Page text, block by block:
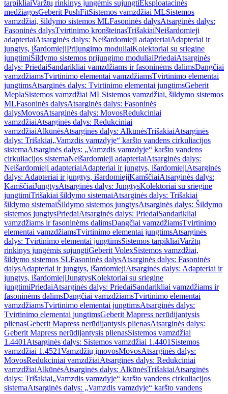
tarpikliaiVaržtų rinkinys jungėmis sujungtiEksploatacinės
medžiagosGeberit PushFitSistemos vamzdžiai MLSistemos
vamzdžiai, šildymo sistemos MLFasoninės dalysAtsarginės dalys:
Fasoninės dalysTvirtinimo kronšteinasTrišakiaiNeišardomieji
adapteriaiAtsarginės dalys: Neišardomieji adapteriaiAdapteriai ir
jungtys, išardomiejiPrijungimo moduliaiKolektoriai su sriegine
jungtimiŠildymo sistemos prijungimo moduliaiPriedaiAtsarginės
dalys: PriedaiSandarikliai vamzdžiams ir fasoninėms dalimsDangčiai
vamzdžiamsTvirtinimo elementai vamzdžiamsTvirtinimo elementai
jungtimsAtsarginės dalys: Tvirtinimo elementai jungtimsGeberit
MeplaSistemos vamzdžiai MLSistemos vamzdžiai, šildymo sistemos
MLFasoninės dalysAtsarginės dalys: Fasoninės
dalysMovosAtsarginės dalys: MovosRedukciniai
vamzdžiaiAtsarginės dalys: Redukciniai
vamzdžiaiAlkūnėsAtsarginės dalys: AlkūnėsTrišakiaiAtsarginės
dalys: Trišakiai„Vamzdis vamzdyje“ karšto vandens cirkuliacijos
sistemaAtsarginės dalys: „Vamzdis vamzdyje“ karšto vandens
cirkuliacijos sistemaNeišardomieji adapteriaiAtsarginės dalys:
Neišardomieji adapteriaiAdapteriai ir jungtys, išardomiejiAtsarginės
dalys: Adapteriai ir jungtys, išardomiejiKamščiaiAtsarginės dalys:
KamščiaiJungtysAtsarginės dalys: JungtysKolektoriai su sriegine
jungtimiTrišakiai šildymo sistemaiAtsarginės dalys: Trišakiai
šildymo sistemaiŠildymo sistemos jungtysAtsarginės dalys: Šildymo
sistemos jungtysPriedaiAtsarginės dalys: PriedaiSandarikliai
vamzdžiams ir fasoninėms dalimsDangčiai vamzdžiamsTvirtinimo
elementai vamzdžiamsTvirtinimo elementai jungtimsAtsarginės
dalys: Tvirtinimo elementai jungtimsSistemos tarpikliaiVaržtų
rinkinys jungėmis sujungtiGeberit VolexSistemos vamzdžiai,
šildymo sistemos SLFasoninės dalysAtsarginės dalys: Fasoninės
dalysAdapteriai ir jungtys, išardomiejiAtsarginės dalys: Adapteriai ir
jungtys, išardomiejiJungtysKolektoriai su sriegine
jungtimiPriedaiAtsarginės dalys: PriedaiSandarikliai vamzdžiams ir
fasoninėms dalimsDangčiai vamzdžiamsTvirtinimo elementai
vamzdžiamsTvirtinimo elementai jungtimsAtsarginės dalys:
Tvirtinimo elementai jungtimsGeberit Mapress nerūdijantysis
plienasGeberit Mapress nerūdijantysis plienasAtsarginės dalys:
Geberit Mapress nerūdijantysis plienasSistemos vamzdžiai
1.4401 Atsarginės dalys: Sistemos vamzdžiai 1.4401 Sistemos
vamzdžiai 1.4521Vamzdžių įmovosMovosAtsarginės dalys:
MovosRedukciniai vamzdžiaiAtsarginės dalys: Redukciniai
vamzdžiaiAlkūnėsAtsarginės dalys: AlkūnėsTrišakiaiAtsarginės
dalys: Trišakiai„Vamzdis vamzdyje“ karšto vandens cirkuliacijos
sistemaAtsarginės dalys: „Vamzdis vamzdyje“ karšto vandens